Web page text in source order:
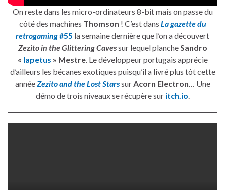
On reste dans les micro-ordinateurs 8-bit mais on passe du
côté des machines Thomson ! C’est dans La gazette du
retrogaming#55 la semaine dernière que l’on a découvert
Zezito in the Glittering Cavessur lequel planche Sandro
« Iapetus » Mestre. Le développeur portugais apprécie
d’ailleurs les bécanes exotiques puisqu’il a livré plus tôt cette
année Zezito and the Lost Starssur Acorn Electron … Une
démo de trois niveaux se récupère sur itch.io